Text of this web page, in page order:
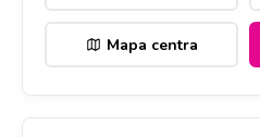
Mapa centra